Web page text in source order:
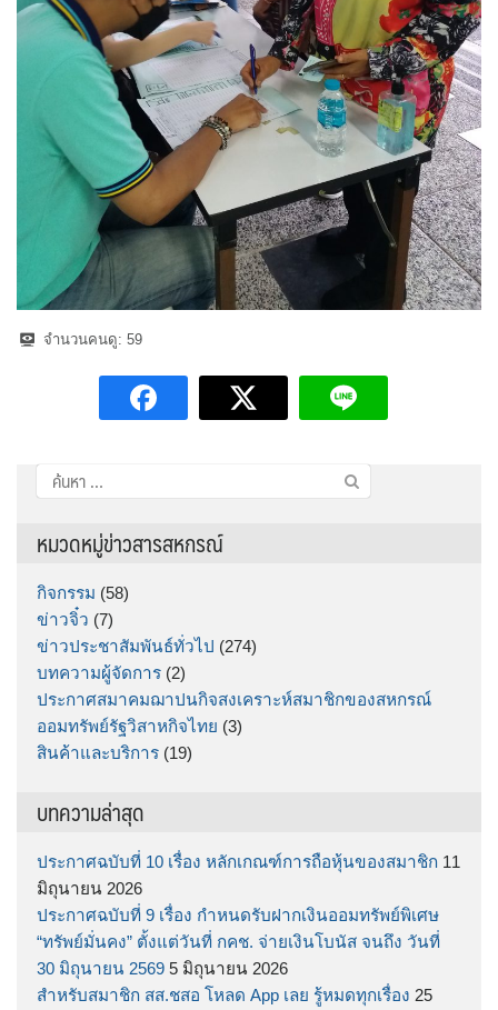
จำนวนคนดู: 59
ค้นหา
สำหรับ:
หมวดหมู่ข่าวสารสหกรณ์
กิจกรรม (58)
ข่าวจิ๋ว (7)
ข่าวประชาสัมพันธ์ทั่วไป (274)
บทความผู้จัดการ (2)
ประกาศสมาคมฌาปนกิจสงเคราะห์สมาชิกของสหกรณ์
ออมทรัพย์รัฐวิสาหกิจไทย (3)
สินค้าและบริการ (19)
บทความล่าสุด
ประกาศฉบับที่ 10 เรื่อง หลักเกณฑ์การถือหุ้นของสมาชิก 11
มิถุนายน 2026
ประกาศฉบับที่ 9 เรื่อง กำหนดรับฝากเงินออมทรัพย์พิเศษ
“ทรัพย์มั่นคง” ตั้งแต่วันที่ กคช. จ่ายเงินโบนัส จนถึง วันที่
30 มิถุนายน 2569 5 มิถุนายน 2026
สำหรับสมาชิก สส.ชสอ โหลด App เลย รู้หมดทุกเรื่อง 25